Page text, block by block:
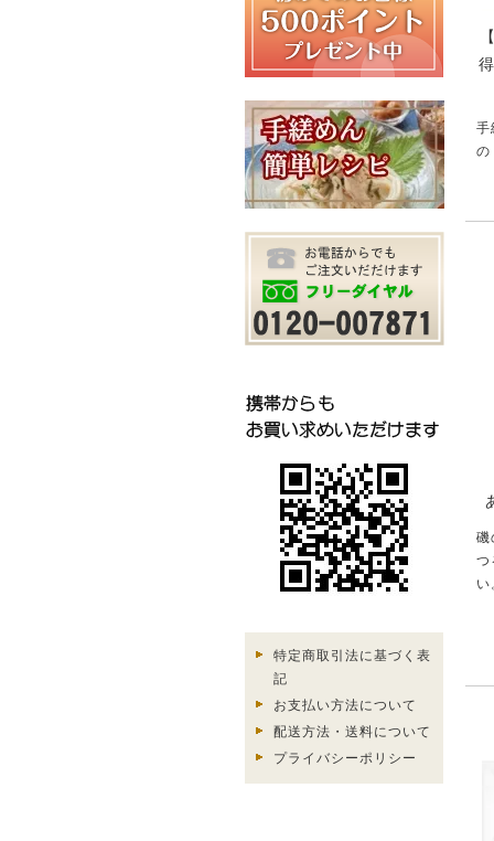
特定商取引法に基づく表
記
お支払い方法について
配送方法・送料について
プライバシーポリシー
手
の
磯
つ